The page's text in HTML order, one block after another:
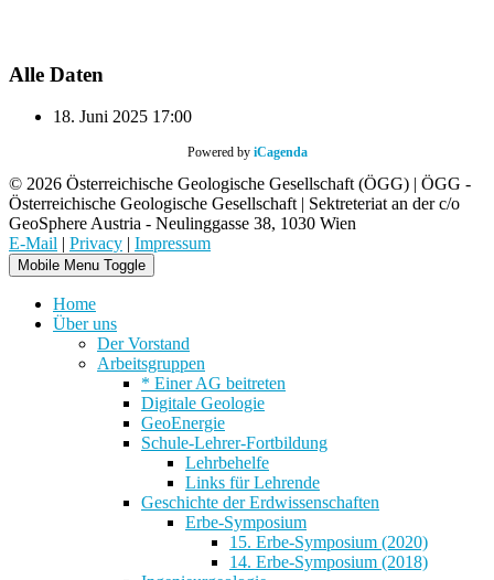
Alle Daten
18. Juni 2025 17:00
Powered by iCagenda
© 2026 Österreichische Geologische Gesellschaft (ÖGG) | ÖGG -
Österreichische Geologische Gesellschaft | Sektreteriat an der c/o
GeoSphere Austria - Neulinggasse 38, 1030 Wien
E-Mail | Privacy | Impressum
Mobile Menu Toggle
Home
Über uns
Der Vorstand
Arbeitsgruppen
* Einer AG beitreten
Digitale Geologie
GeoEnergie
Schule-Lehrer-Fortbildung
Lehrbehelfe
Links für Lehrende
Geschichte der Erdwissenschaften
Erbe-Symposium
15. Erbe-Symposium (2020)
14. Erbe-Symposium (2018)